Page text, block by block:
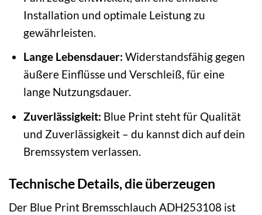
Installation und optimale Leistung zu
gewährleisten.
Lange Lebensdauer: Widerstandsfähig gegen
äußere Einflüsse und Verschleiß, für eine
lange Nutzungsdauer.
Zuverlässigkeit: Blue Print steht für Qualität
und Zuverlässigkeit – du kannst dich auf dein
Bremssystem verlassen.
Technische Details, die überzeugen
Der Blue Print Bremsschlauch ADH253108 ist